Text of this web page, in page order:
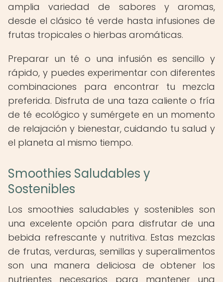
amplia variedad de sabores y aromas,
desde el clásico té verde hasta infusiones de
frutas tropicales o hierbas aromáticas.
Preparar un té o una infusión es sencillo y
rápido, y puedes experimentar con diferentes
combinaciones para encontrar tu mezcla
preferida. Disfruta de una taza caliente o fría
de té ecológico y sumérgete en un momento
de relajación y bienestar, cuidando tu salud y
el planeta al mismo tiempo.
Smoothies Saludables y
Sostenibles
Los smoothies saludables y sostenibles son
una excelente opción para disfrutar de una
bebida refrescante y nutritiva. Estas mezclas
de frutas, verduras, semillas y superalimentos
son una manera deliciosa de obtener los
nutrientes necesarios para mantener una